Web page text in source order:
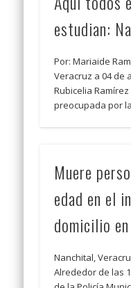
estudian:
Por: Mariaide
Veracruz a 04 de
Rubicelia
preocupada por
Muere
edad en el
domicilio
Nanchital,
Alrededor de las